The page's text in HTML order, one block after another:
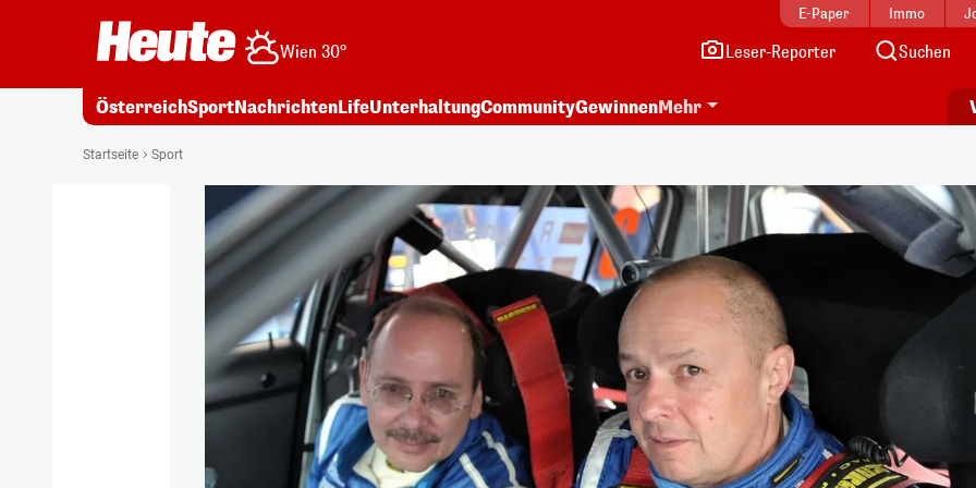
E-Paper Immo
Wien 30° Leser-Reporter Suchen
ÖsterreichSportNachrichtenLifeUnterhaltungCommunityGewinnenMehr
Startseite Sport